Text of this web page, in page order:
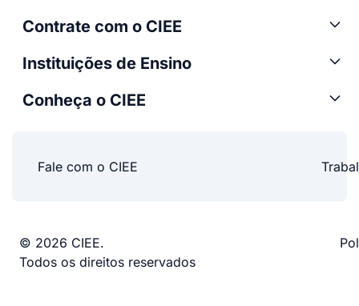
Contrate com o CIEE
Instituições de Ensino
Conheça o CIEE
Fale com o CIEE
© 2026 CIEE.
Todos os direitos reservados